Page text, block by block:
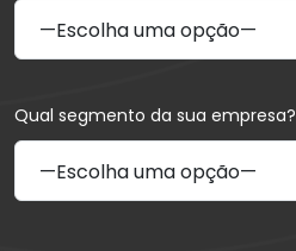
Qual segmento da sua empresa?